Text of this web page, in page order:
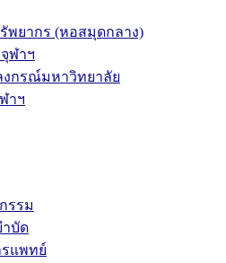
พยากร (หอสมุดกลาง)
ฬาฯ
กรณ์มหาวิทยาลัย
าฯ
รรม
บัด
แพทย์